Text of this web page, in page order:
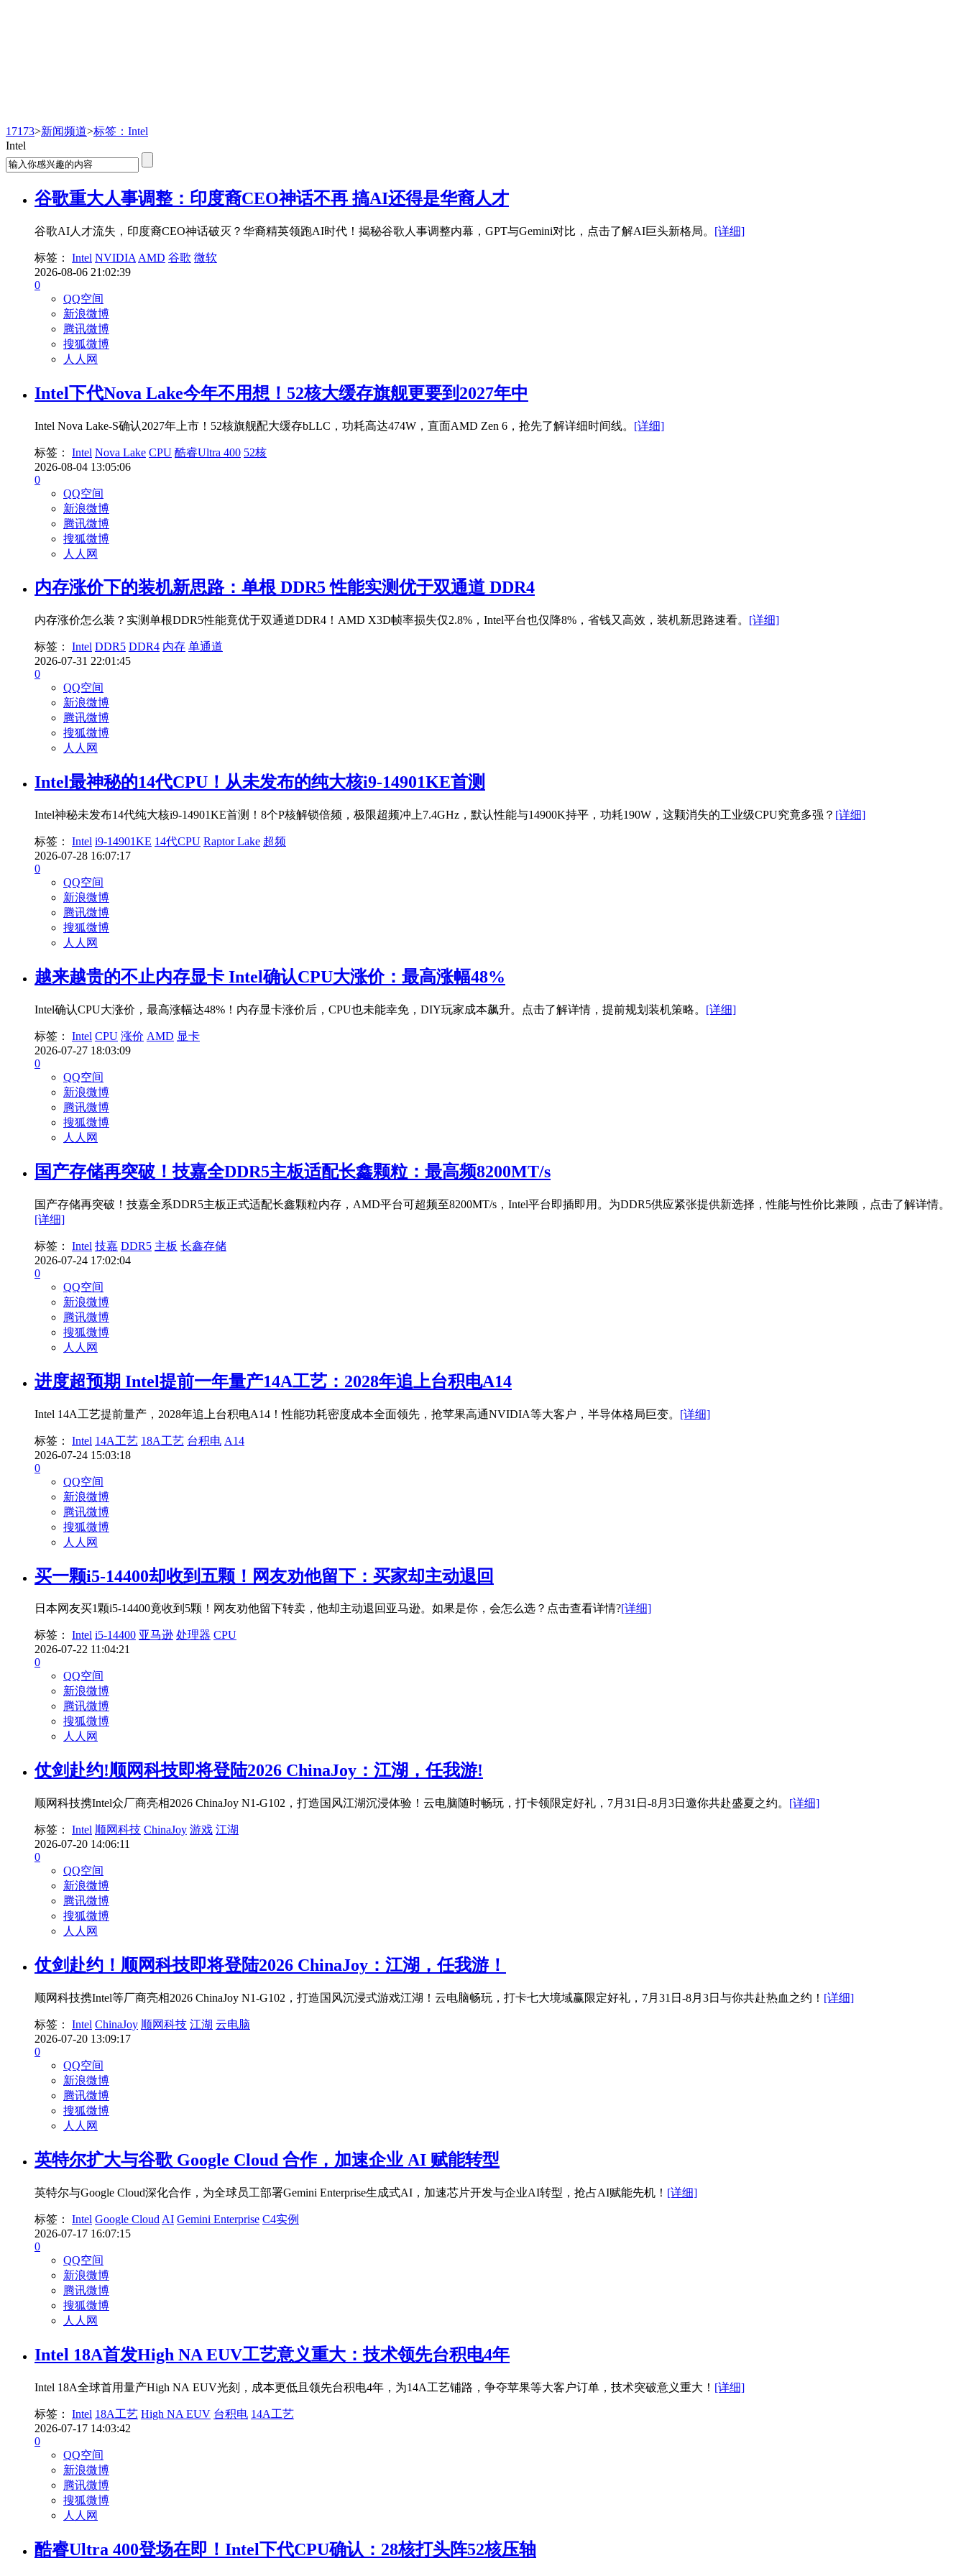
17173>新闻频道>标签：Intel
Intel
谷歌重大人事调整：印度裔CEO神话不再 搞AI还得是华裔人才
谷歌AI人才流失，印度裔CEO神话破灭？华裔精英领跑AI时代！揭秘谷歌人事调整内幕，GPT与Gemini对比，点击了解AI巨头新格局。 [详细]
标签： Intel NVIDIA AMD 谷歌 微软
2026-08-06 21:02:39
0
QQ空间
新浪微博
腾讯微博
搜狐微博
人人网
Intel下代Nova Lake今年不用想！52核大缓存旗舰更要到2027年中
Intel Nova Lake-S确认2027年上市！52核旗舰配大缓存bLLC，功耗高达474W，直面AMD Zen 6，抢先了解详细时间线。 [详细]
标签： Intel Nova Lake CPU 酷睿Ultra 400 52核
2026-08-04 13:05:06
0
QQ空间
新浪微博
腾讯微博
搜狐微博
人人网
内存涨价下的装机新思路：单根 DDR5 性能实测优于双通道 DDR4
内存涨价怎么装？实测单根DDR5性能竟优于双通道DDR4！AMD X3D帧率损失仅2.8%，Intel平台也仅降8%，省钱又高效，装机新思路速看。 [详细]
标签： Intel DDR5 DDR4 内存 单通道
2026-07-31 22:01:45
0
QQ空间
新浪微博
腾讯微博
搜狐微博
人人网
Intel最神秘的14代CPU！从未发布的纯大核i9-14901KE首测
Intel神秘未发布14代纯大核i9-14901KE首测！8个P核解锁倍频，极限超频冲上7.4GHz，默认性能与14900K持平，功耗190W，这颗消失的工业级CPU究竟多强？ [详细]
标签： Intel i9-14901KE 14代CPU Raptor Lake 超频
2026-07-28 16:07:17
0
QQ空间
新浪微博
腾讯微博
搜狐微博
人人网
越来越贵的不止内存显卡 Intel确认CPU大涨价：最高涨幅48%
Intel确认CPU大涨价，最高涨幅达48%！内存显卡涨价后，CPU也未能幸免，DIY玩家成本飙升。点击了解详情，提前规划装机策略。 [详细]
标签： Intel CPU 涨价 AMD 显卡
2026-07-27 18:03:09
0
QQ空间
新浪微博
腾讯微博
搜狐微博
人人网
国产存储再突破！技嘉全DDR5主板适配长鑫颗粒：最高频8200MT/s
国产存储再突破！技嘉全系DDR5主板正式适配长鑫颗粒内存，AMD平台可超频至8200MT/s，Intel平台即插即用。为DDR5供应紧张提供新选择，性能与性价比兼顾，点击了解详情。
[详细]
标签： Intel 技嘉 DDR5 主板 长鑫存储
2026-07-24 17:02:04
0
QQ空间
新浪微博
腾讯微博
搜狐微博
人人网
进度超预期 Intel提前一年量产14A工艺：2028年追上台积电A14
Intel 14A工艺提前量产，2028年追上台积电A14！性能功耗密度成本全面领先，抢苹果高通NVIDIA等大客户，半导体格局巨变。 [详细]
标签： Intel 14A工艺 18A工艺 台积电 A14
2026-07-24 15:03:18
0
QQ空间
新浪微博
腾讯微博
搜狐微博
人人网
买一颗i5-14400却收到五颗！网友劝他留下：买家却主动退回
日本网友买1颗i5-14400竟收到5颗！网友劝他留下转卖，他却主动退回亚马逊。如果是你，会怎么选？点击查看详情?[详细]
标签： Intel i5-14400 亚马逊 处理器 CPU
2026-07-22 11:04:21
0
QQ空间
新浪微博
腾讯微博
搜狐微博
人人网
仗剑赴约!顺网科技即将登陆2026 ChinaJoy：江湖，任我游!
顺网科技携Intel众厂商亮相2026 ChinaJoy N1-G102，打造国风江湖沉浸体验！云电脑随时畅玩，打卡领限定好礼，7月31日-8月3日邀你共赴盛夏之约。 [详细]
标签： Intel 顺网科技 ChinaJoy 游戏 江湖
2026-07-20 14:06:11
0
QQ空间
新浪微博
腾讯微博
搜狐微博
人人网
仗剑赴约！顺网科技即将登陆2026 ChinaJoy：江湖，任我游！
顺网科技携Intel等厂商亮相2026 ChinaJoy N1-G102，打造国风沉浸式游戏江湖！云电脑畅玩，打卡七大境域赢限定好礼，7月31日-8月3日与你共赴热血之约！ [详细]
标签： Intel ChinaJoy 顺网科技 江湖 云电脑
2026-07-20 13:09:17
0
QQ空间
新浪微博
腾讯微博
搜狐微博
人人网
英特尔扩大与谷歌 Google Cloud 合作，加速企业 AI 赋能转型
英特尔与Google Cloud深化合作，为全球员工部署Gemini Enterprise生成式AI，加速芯片开发与企业AI转型，抢占AI赋能先机！ [详细]
标签： Intel Google Cloud AI Gemini Enterprise C4实例
2026-07-17 16:07:15
0
QQ空间
新浪微博
腾讯微博
搜狐微博
人人网
Intel 18A首发High NA EUV工艺意义重大：技术领先台积电4年
Intel 18A全球首用量产High NA EUV光刻，成本更低且领先台积电4年，为14A工艺铺路，争夺苹果等大客户订单，技术突破意义重大！ [详细]
标签： Intel 18A工艺 High NA EUV 台积电 14A工艺
2026-07-17 14:03:42
0
QQ空间
新浪微博
腾讯微博
搜狐微博
人人网
酷睿Ultra 400登场在即！Intel下代CPU确认：28核打头阵52核压轴